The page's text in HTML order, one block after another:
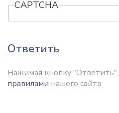
CAPTCHA
Ответить
Нажимая кнопку
правилами нашего сайта